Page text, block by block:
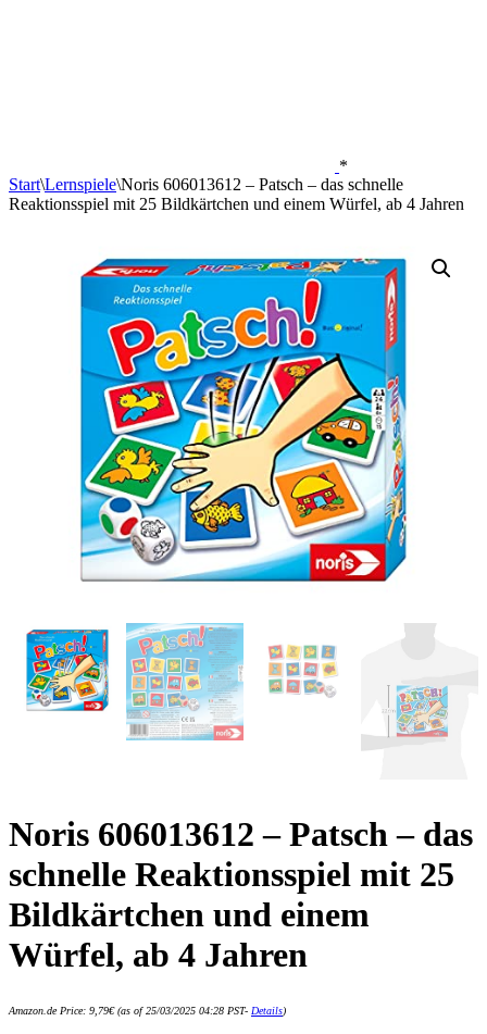
*
Start\Lernspiele\Noris 606013612 – Patsch – das schnelle
Reaktionsspiel mit 25 Bildkärtchen und einem Würfel, ab 4 Jahren
Noris 606013612 – Patsch – das
schnelle Reaktionsspiel mit 25
Bildkärtchen und einem
Würfel, ab 4 Jahren
Amazon.de Price: 9,79€(as of 25/03/2025 04:28 PST- Details)